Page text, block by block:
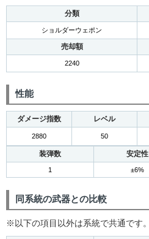
分類
ショルダーウェポン
売却額
2240
性能
ダメージ指数 レベル
2880 50
装弾数 安定性
1 ±6%
同系統の武器との比較
※以下の項目以外は系統で共通です。